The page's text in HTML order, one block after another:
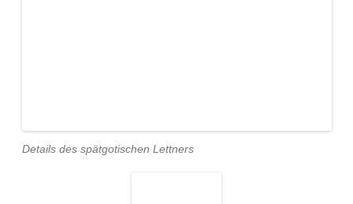
Details des spätgotischen Lettners